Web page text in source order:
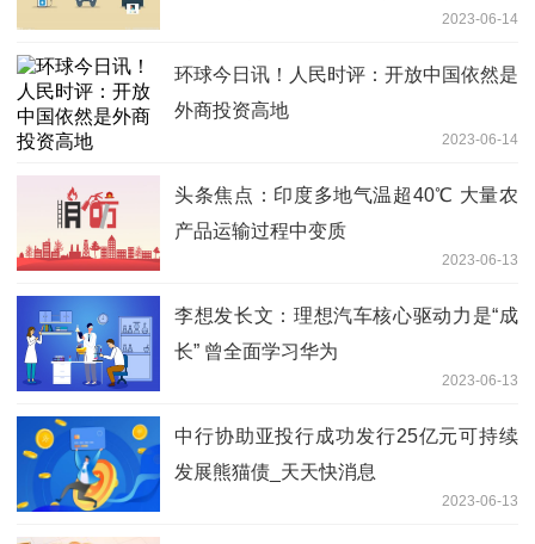
构称当下需关注科技及互联网板块2023-06-14
环球今日讯！人民时评：开放中国依然是
外商投资高地
2023-06-14
头条焦点：印度多地气温超40℃ 大量农
产品运输过程中变质
2023-06-13
李想发长文：理想汽车核心驱动力是“成
长” 曾全面学习华为
2023-06-13
中行协助亚投行成功发行25亿元可持续
发展熊猫债_天天快消息
2023-06-13